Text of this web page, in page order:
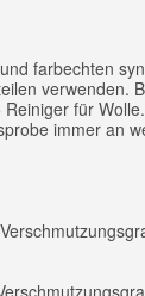
farbechten
verwenden.
für
immer an